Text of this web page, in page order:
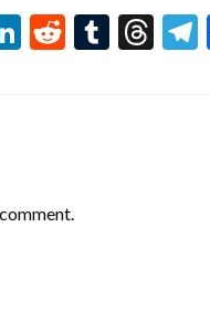
LinkedIn
Reddit